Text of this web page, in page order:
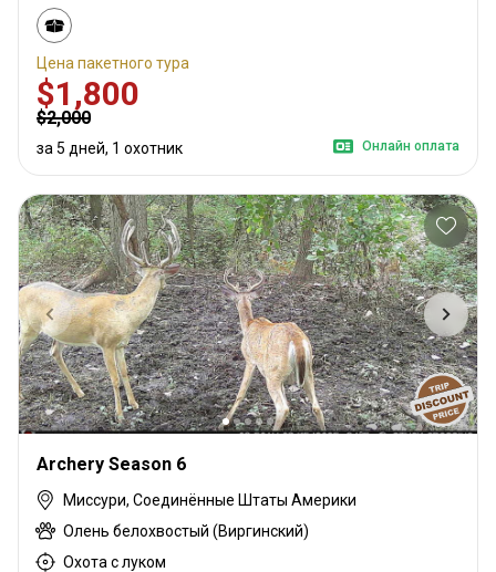
Цена пакетного тура
$1,800
$2,000
за 5 дней, 1 охотник Онлайн оплата
Archery Season 6
Миссури, Соединённые Штаты Америки
Олень белохвостый (Виргинский)
Охота с луком